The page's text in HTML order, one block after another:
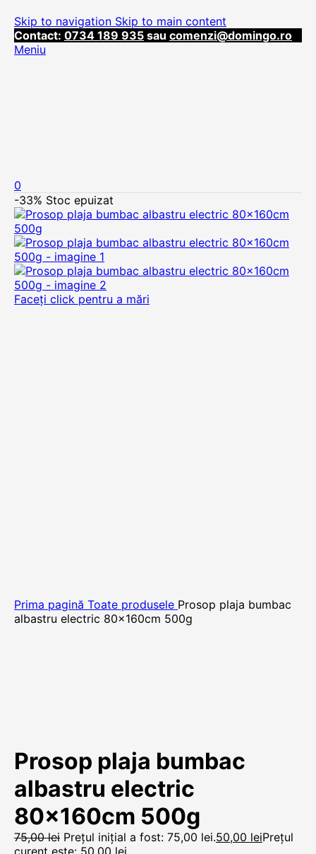
Skip to navigation Skip to main content
Contact: 0734 189 935 sau comenzi@domingo.ro
Meniu
0
-33% Stoc epuizat
Faceți click pentru a mări
Prima pagină Toate produsele Prosop plaja bumbac
albastru electric 80x160cm 500g
Prosop plaja bumbac
albastru electric
80x160cm 500g
75,00lei Prețul inițial a fost: 75,00 lei.50,00 leiPrețul
curent este: 50,00 lei.